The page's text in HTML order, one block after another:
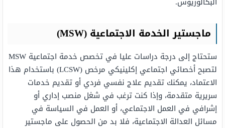
ماجستير الخدمة الاجتماعية(MSW)
ستحتاج إلى درجة دراسات عليا في تخصص خدمة اجتماعية MSW
لتصبح أخصائي اجتماعي إكلينيكي مرخص (LCSW) باستخدام هذا
الاعتماد، يمكنك تقديم علاج نفسي فردي أو تقديم خدمات
سريرية متقدمة، وإذا كنت ترغب في شغل منصب إداري أو
إشرافي في العمل الاجتماعي، أو العمل في السياسة في
مسائل العدالة الاجتماعية، فلا بد من الحصول على ماجستير